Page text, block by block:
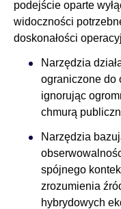
podejście oparte
widoczności
doskonałości
Narzędzia
ograniczone do
ignorując
chmurą
Narzędzia
spójnego
zrozumienia
hybrydowych